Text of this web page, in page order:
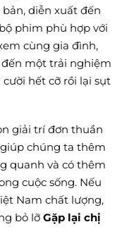
diễn xuất đến
phim phù hợp với
cùng gia đình,
một trải nghiệm
hết cỡ rồi lại sụt
giải trí đơn thuần
chúng ta thêm
quanh và có thêm
cuộc sống. Nếu
Nam chất lượng,
bỏ lỡ Gặp lại chị